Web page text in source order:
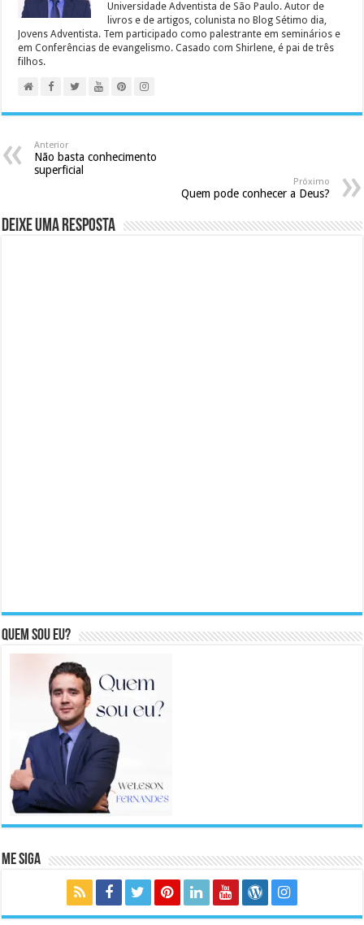
Universidade Adventista de São Paulo. Autor de
livros e de artigos, colunista no Blog Sétimo dia,
Jovens Adventista. Tem participado como palestrante em seminários e
em Conferências de evangelismo. Casado com Shirlene, é pai de três
filhos.
Anterior
Não basta conhecimento
superficial
Próximo
Quem pode conhecer a Deus?
Deixe uma resposta
Quem sou eu?
Me Siga